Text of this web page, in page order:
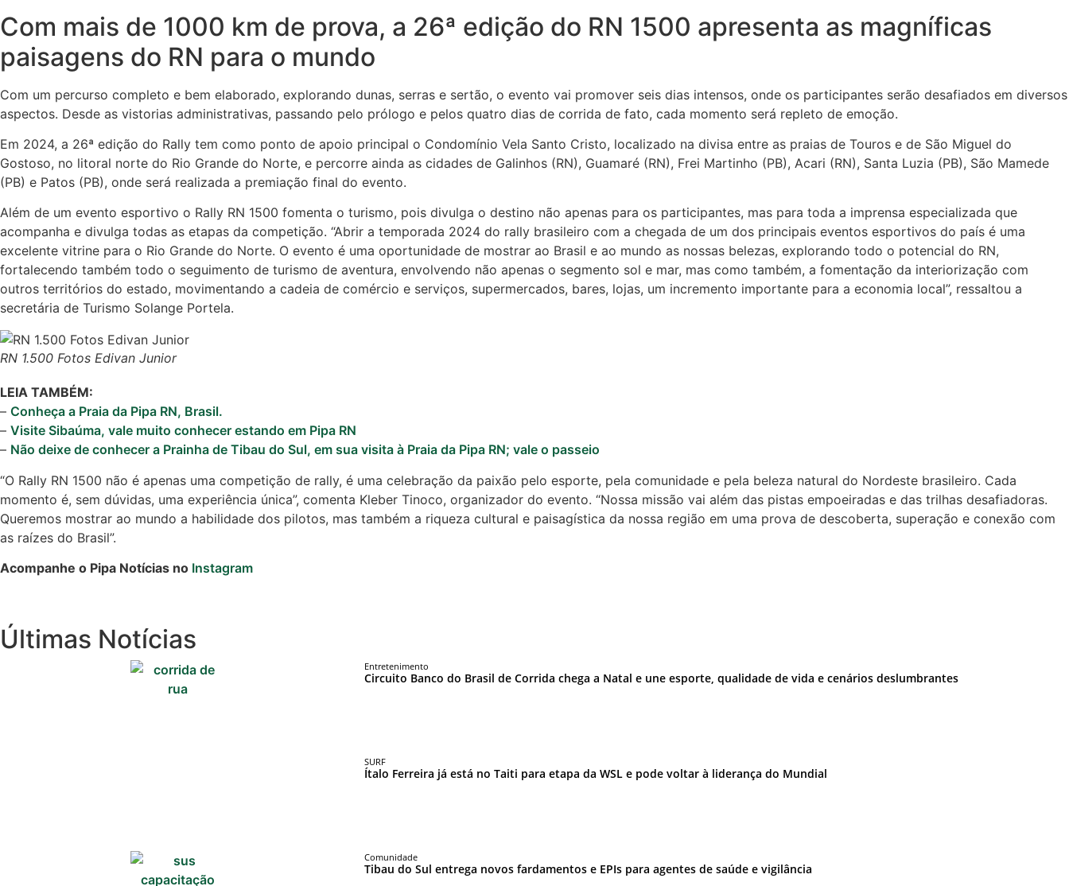
Cotidiano
Comunidade
RN
Com mais de 1000 km de prova, a 26ª edição do RN 1500 apresenta as magníficas
paisagens do RN para o mundo
Com um percurso completo e bem elaborado, explorando dunas, serras e sertão, o evento vai promover seis dias intensos, onde os participantes serão desafiados em diversos
aspectos. Desde as vistorias administrativas, passando pelo prólogo e pelos quatro dias de corrida de fato, cada momento será repleto de emoção.
Em 2024, a 26ª edição do Rally tem como ponto de apoio principal o Condomínio Vela Santo Cristo, localizado na divisa entre as praias de Touros e de São Miguel do
Gostoso, no litoral norte do Rio Grande do Norte, e percorre ainda as cidades de Galinhos (RN), Guamaré (RN), Frei Martinho (PB), Acari (RN), Santa Luzia (PB), São Mamede
(PB) e Patos (PB), onde será realizada a premiação final do evento.
Além de um evento esportivo o Rally RN 1500 fomenta o turismo, pois divulga o destino não apenas para os participantes, mas para toda a imprensa especializada que
acompanha e divulga todas as etapas da competição. “Abrir a temporada 2024 do rally brasileiro com a chegada de um dos principais eventos esportivos do país é uma
excelente vitrine para o Rio Grande do Norte. O evento é uma oportunidade de mostrar ao Brasil e ao mundo as nossas belezas, explorando todo o potencial do RN,
fortalecendo também todo o seguimento de turismo de aventura, envolvendo não apenas o segmento sol e mar, mas como também, a fomentação da interiorização com
outros territórios do estado, movimentando a cadeia de comércio e serviços, supermercados, bares, lojas, um incremento importante para a economia local”, ressaltou a
secretária de Turismo Solange Portela.
RN 1.500 Fotos Edivan Junior
LEIA TAMBÉM:
– Conheça a Praia da Pipa RN, Brasil.
– Visite Sibaúma, vale muito conhecer estando em Pipa RN
– Não deixe de conhecer a Prainha de Tibau do Sul, em sua visita à Praia da Pipa RN; vale o passeio
“O Rally RN 1500 não é apenas uma competição de rally, é uma celebração da paixão pelo esporte, pela comunidade e pela beleza natural do Nordeste brasileiro. Cada
momento é, sem dúvidas, uma experiência única”, comenta Kleber Tinoco, organizador do evento. “Nossa missão vai além das pistas empoeiradas e das trilhas desafiadoras.
Queremos mostrar ao mundo a habilidade dos pilotos, mas também a riqueza cultural e paisagística da nossa região em uma prova de descoberta, superação e conexão com
as raízes do Brasil”.
Acompanhe o Pipa Notícias no Instagram
Últimas Notícias
Entretenimento
Circuito Banco do Brasil de Corrida chega a Natal e une esporte, qualidade de vida e cenários deslumbrantes
SURF
Ítalo Ferreira já está no Taiti para etapa da WSL e pode voltar à liderança do Mundial
Comunidade
Tibau do Sul entrega novos fardamentos e EPIs para agentes de saúde e vigilância